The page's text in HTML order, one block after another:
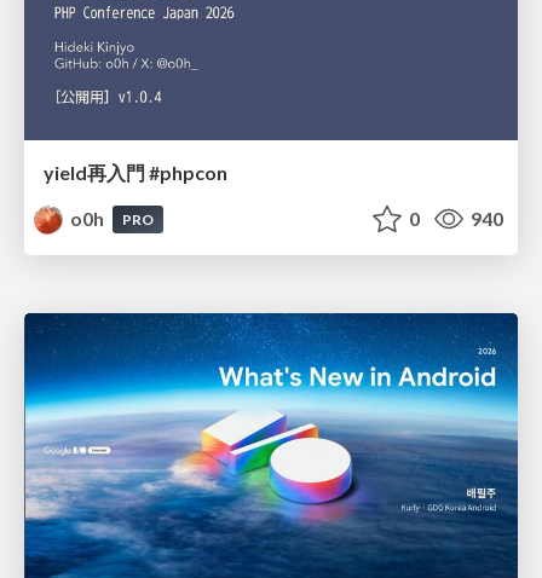
yield再入門 #phpcon
o0h
PRO 0 940